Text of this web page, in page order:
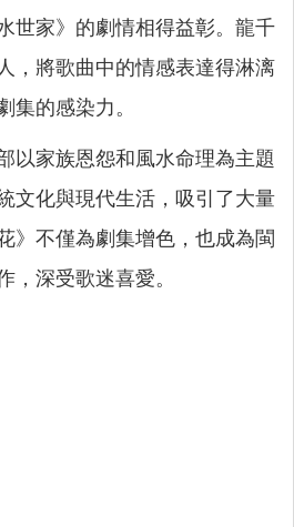
世家》的劇情相得益彰。龍千
，將歌曲中的情感表達得淋漓
集的感染力。
以家族恩怨和風水命理為主題
文化與現代生活，吸引了大量
》不僅為劇集增色，也成為閩
，深受歌迷喜愛。